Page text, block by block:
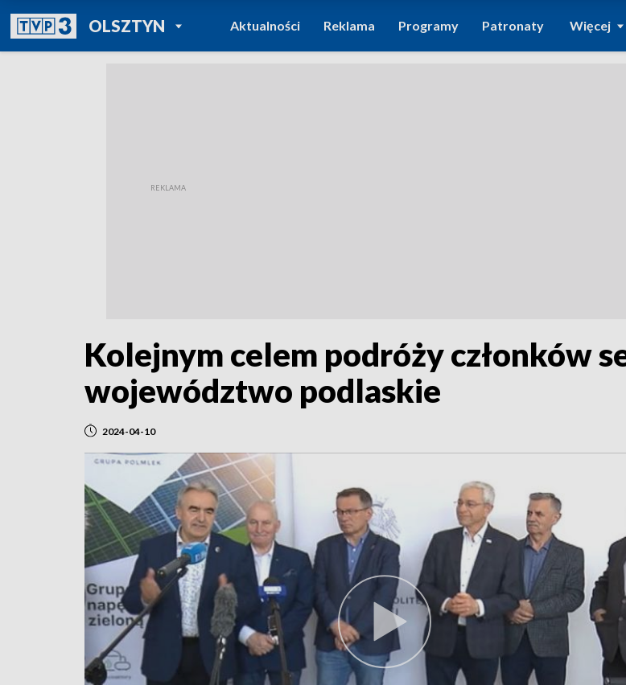
OLSZTYNPOWRÓT DO
TVP REGIONY
Aktualności Reklama Programy Patronaty Więcej
Kolejnym celem podróży członków
województwo podlaskie
2024-04-10